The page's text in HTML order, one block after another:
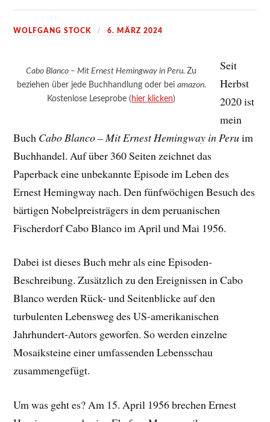
WOLFGANG STOCK 6. MÄRZ 2024
Cabo Blanco – Mit Ernest Hemingway in Peru.Zu
beziehen über jede Buchhandlung oder bei amazon.
Kostenlose Leseprobe ( hier klicken)
Seit
Herbst
2020 ist
mein
Buch Cabo Blanco – Mit Ernest Hemingway in Peruim
Buchhandel. Auf über 360 Seiten zeichnet das
Paperback eine unbekannte Episode im Leben des
Ernest Hemingway nach. Den fünfwöchigen Besuch des
bärtigen Nobelpreisträgers in dem peruanischen
Fischerdorf Cabo Blanco im April und Mai 1956.
Dabei ist dieses Buch mehr als eine Episoden-
Beschreibung. Zusätzlich zu den Ereignissen in Cabo
Blanco werden Rück- und Seitenblicke auf den
turbulenten Lebensweg des US-amerikanischen
Jahrhundert-Autors geworfen. So werden einzelne
Mosaiksteine einer umfassenden Lebensschau
zusammengefügt.
Um was geht es? Am 15. April 1956 brechen Ernest